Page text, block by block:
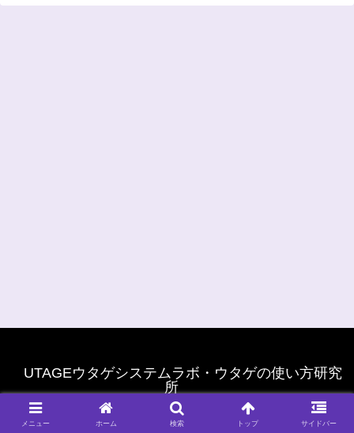
UTAGEウタゲシステムラボ・ウタゲの使い方研究
所
© 2022 UTAGEウタゲシステムラボ・ウタゲの使い方研究所.
メニュー ホーム 検索 トップ サイドバー